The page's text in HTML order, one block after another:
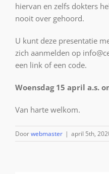
hiervan en zelfs dokters
nooit over gehoord.
U kunt deze presentatie
zich aanmelden op
een link of een code.
Woensdag 15 april a.s.
Van harte welkom.
Doorwebmaster | april 5th,